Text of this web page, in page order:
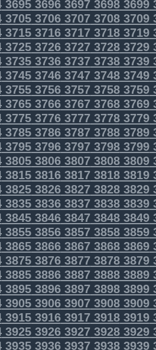
36953696369736983699
37053706370737083709
37153716371737183719
37253726372737283729
37353736373737383739
37453746374737483749
37553756375737583759
37653766376737683769
37753776377737783779
37853786378737883789
37953796379737983799
38053806380738083809
38153816381738183819
38253826382738283829
38353836383738383839
38453846384738483849
38553856385738583859
38653866386738683869
38753876387738783879
38853886388738883889
38953896389738983899
39053906390739083909
39153916391739183919
39253926392739283929
39353936393739383939